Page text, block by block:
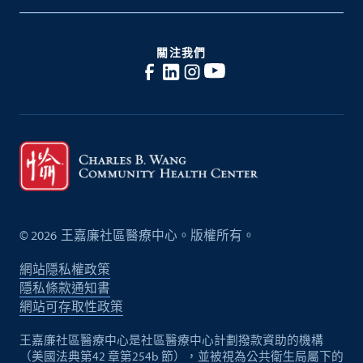
關注我們
©2026 王嘉廉社區醫療中心。版權所有。
網站隱私權政策
隱私條款通知書
網站可存取性政策
王嘉廉社區醫療中心是社區醫療中心計劃撥款資助的機構
（美國法典第42 章第254b 節），並被視為公共衛生局屬下的